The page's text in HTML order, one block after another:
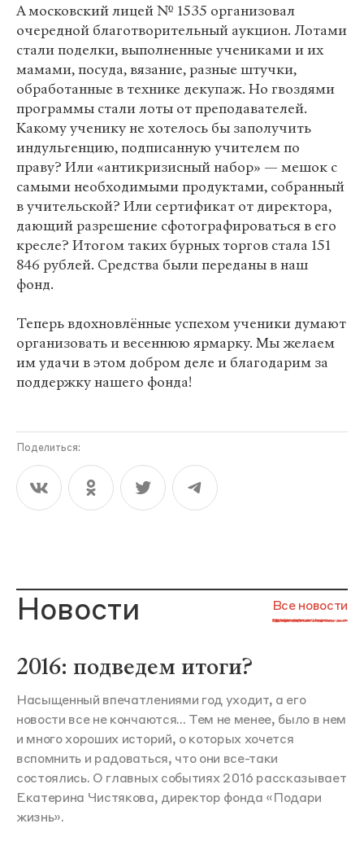
А московский лицей № 1535 организовал
очередной благотворительный аукцион. Лотами
стали поделки, выполненные учениками и их
мамами, посуда, вязание, разные штучки,
обработанные в технике декупаж. Но гвоздями
программы стали лоты от преподавателей.
Какому ученику не хотелось бы заполучить
индульгенцию, подписанную учителем по
праву? Или «антикризисный набор» — мешок с
самыми необходимыми продуктами, собранный
в учительской? Или сертификат от директора,
дающий разрешение сфотографироваться в его
кресле? Итогом таких бурных торгов стала 151
846 рублей. Средства были переданы в наш
фонд.
Теперь вдохновлённые успехом ученики думают
организовать и весеннюю ярмарку. Мы желаем
им удачи в этом добром деле и благодарим за
поддержку нашего фонда!
Поделиться:
Новости Все новости
2016: подведем итоги?
Насыщенный впечатлениями год уходит, а его
новости все не кончаются... Тем не менее, было в нем
и много хороших историй, о которых хочется
вспомнить и радоваться, что они все-таки
состоялись. О главных событиях 2016 рассказывает
Екатерина Чистякова, директор фонда «Подари
жизнь».